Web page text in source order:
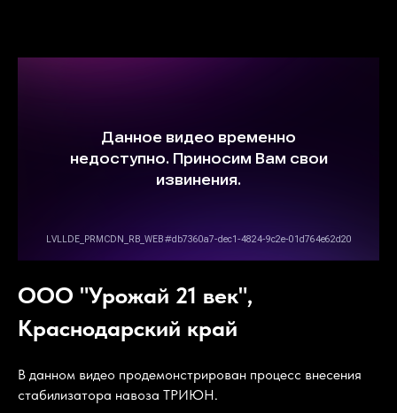
ООО "Урожай 21 век",
Краснодарский край
В данном видео продемонстрирован процесс внесения
стабилизатора навоза ТРИЮН.